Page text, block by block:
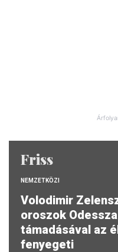
Friss
NEMZETKÖZI
Volodimir
oroszok
támadásával az
fenyegeti